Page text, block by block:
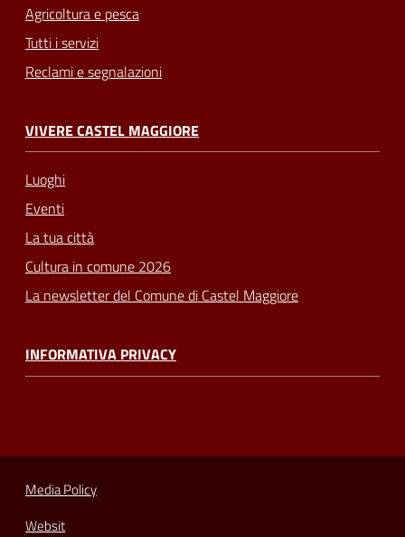
Agricoltura e pesca
Tutti i servizi
Reclami e segnalazioni
VIVERE CASTEL MAGGIORE
Luoghi
Eventi
La tua città
Cultura in comune 2026
La newsletter del Comune di Castel Maggiore
INFORMATIVA PRIVACY
Media Policy
Websit